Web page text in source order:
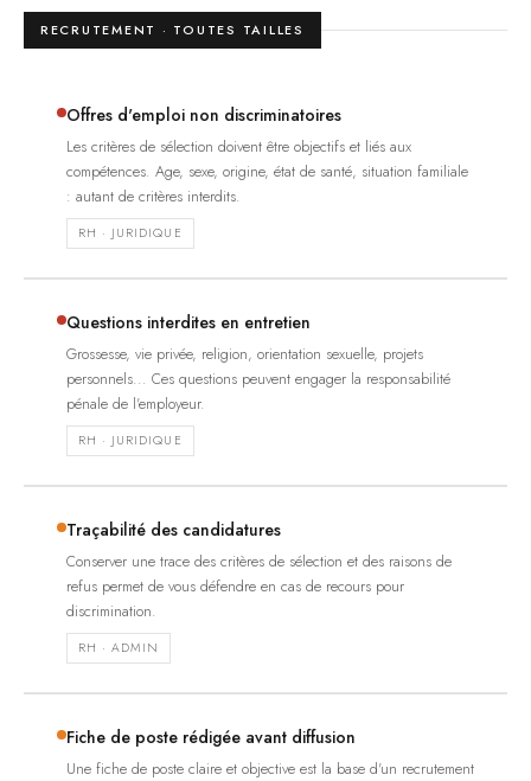
RECRUTEMENT · TOUTES TAILLES
Offres d'emploi non discriminatoires
Les critères de sélection doivent être objectifs et liés aux
compétences. Age, sexe, origine, état de santé, situation familiale
: autant de critères interdits.
RH · JURIDIQUE
Questions interdites en entretien
Grossesse, vie privée, religion, orientation sexuelle, projets
personnels... Ces questions peuvent engager la responsabilité
pénale de l'employeur.
RH · JURIDIQUE
Traçabilité des candidatures
Conserver une trace des critères de sélection et des raisons de
refus permet de vous défendre en cas de recours pour
discrimination.
RH · ADMIN
Fiche de poste rédigée avant diffusion
Une fiche de poste claire et objective est la base d'un recrutement